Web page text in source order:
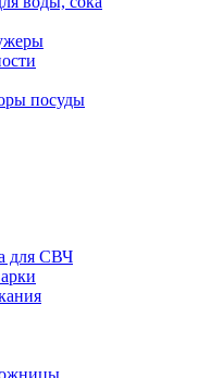
посуды
для СВЧ